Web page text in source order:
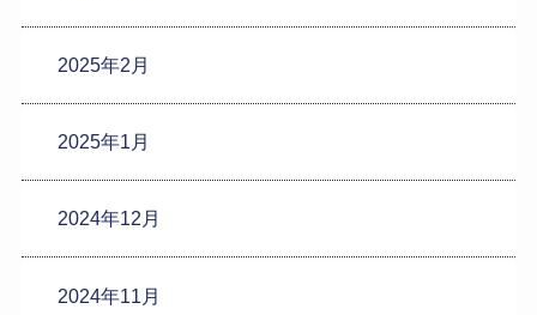
2025年2月
2025年1月
2024年12月
2024年11月